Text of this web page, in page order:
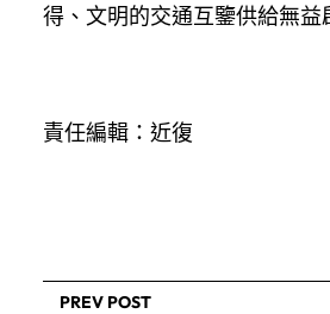
得、文明的交通互鑒供給無益
責任編輯：近復
PREV POST